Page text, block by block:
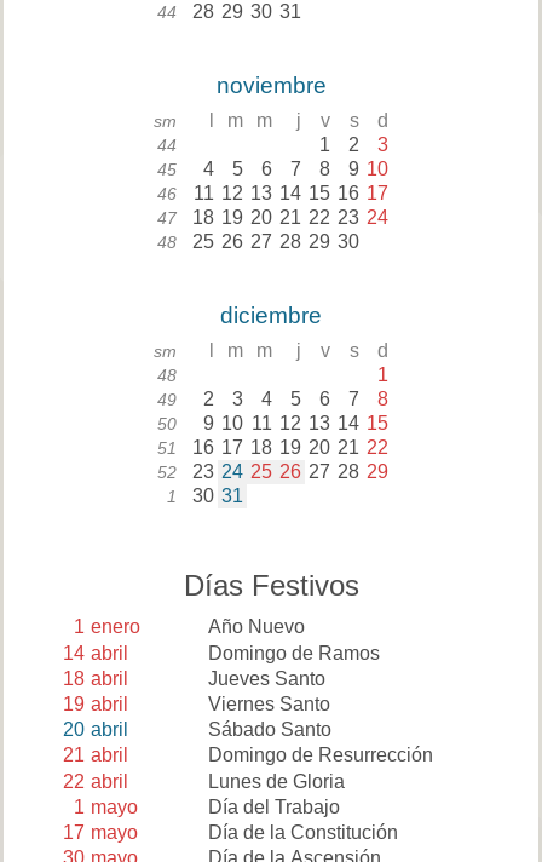
44 28 29 30 31
noviembre
sm m m j v s d
44 1 2 3
45 4 5 6 7 8 9 10
46 11 12 13 14 15 16 17
47 18 19 20 21 22 23 24
48 25 26 27 28 29 30
diciembre
sm m m j v s d
48 1
49 2 3 4 5 6 7 8
50 9 10 11 12 13 14 15
51 16 17 18 19 20 21 22
52 23 24 25 26 27 28 29
1 30 31
Días Festivos
1 enero
Año Nuevo
14 abril
Domingo de Ramos
18 abril
Jueves Santo
19 abril
Viernes Santo
20 abril
Sábado Santo
21 abril
Domingo de Resurrección
22 abril
Lunes de Gloria
1 mayo
Día del Trabajo
17 mayo
Día de la Constitución
30 mayo
Día de la Ascensión